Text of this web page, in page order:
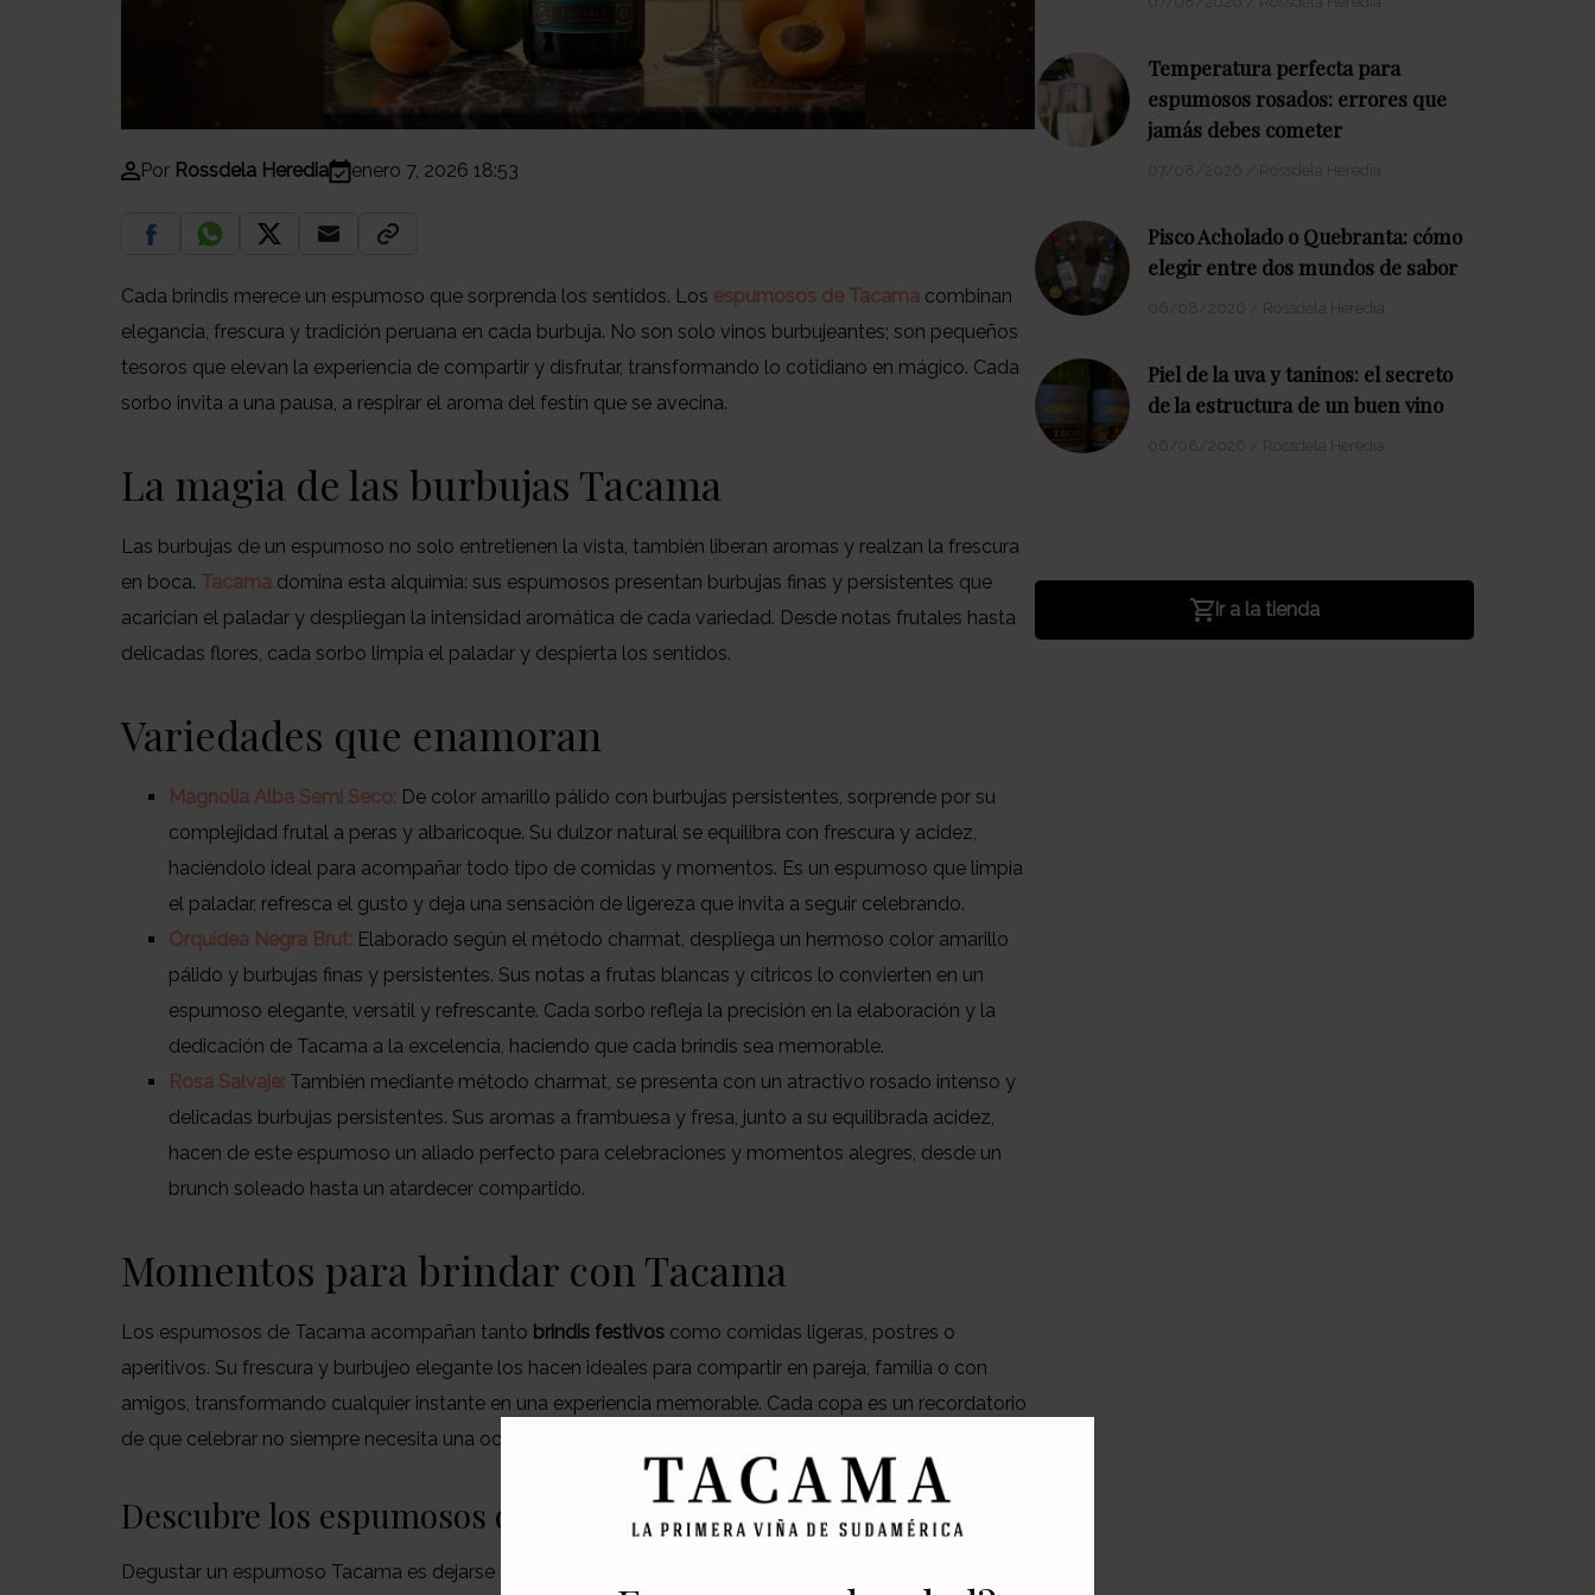
Por Rossdela Heredia enero 7, 2026 18:53
Cada brindis merece un espumoso que sorprenda los sentidos. Los espumosos de Tacama combinan
elegancia, frescura y tradición peruana en cada burbuja. No son solo vinos burbujeantes; son pequeños
tesoros que elevan la experiencia de compartir y disfrutar, transformando lo cotidiano en mágico. Cada
sorbo invita a una pausa, a respirar el aroma del festín que se avecina.
La magia de las burbujas Tacama
Las burbujas de un espumoso no solo entretienen la vista, también liberan aromas y realzan la frescura
en boca. Tacama domina esta alquimia: sus espumosos presentan burbujas finas y persistentes que
acarician el paladar y despliegan la intensidad aromática de cada variedad. Desde notas frutales hasta
delicadas flores, cada sorbo limpia el paladar y despierta los sentidos.
Variedades que enamoran
Magnolia Alba Semi Seco: De color amarillo pálido con burbujas persistentes, sorprende por su
complejidad frutal a peras y albaricoque. Su dulzor natural se equilibra con frescura y acidez,
haciéndolo ideal para acompañar todo tipo de comidas y momentos. Es un espumoso que limpia
el paladar, refresca el gusto y deja una sensación de ligereza que invita a seguir celebrando.
Orquídea Negra Brut: Elaborado según el método charmat, despliega un hermoso color amarillo
pálido y burbujas finas y persistentes. Sus notas a frutas blancas y cítricos lo convierten en un
espumoso elegante, versátil y refrescante. Cada sorbo refleja la precisión en la elaboración y la
dedicación de Tacama a la excelencia, haciendo que cada brindis sea memorable.
Rosa Salvaje: También mediante método charmat, se presenta con un atractivo rosado intenso y
delicadas burbujas persistentes. Sus aromas a frambuesa y fresa, junto a su equilibrada acidez,
hacen de este espumoso un aliado perfecto para celebraciones y momentos alegres, desde un
brunch soleado hasta un atardecer compartido.
Momentos para brindar con Tacama
Los espumosos de Tacama acompañan tanto brindis festivos como comidas ligeras, postres o
aperitivos. Su frescura y burbujeo elegante los hacen ideales para compartir en pareja, familia o con
amigos, transformando cualquier instante en una experiencia memorable. Cada copa es un recordatorio
de que celebrar no siempre necesita una ocasión especial: la vida misma merece un brindis.
Descubre los espumosos de Tacama
Degustar un espumoso Tacama es dejarse envolver por la elegancia y el sabor de Perú, y dejar que cada
Temperatura perfecta para
espumosos rosados: errores que
jamás debes cometer
Pisco Acholado o Quebranta: cómo
elegir entre dos mundos de sabor
Piel de la uva y taninos: el secreto
de la estructura de un buen vino
Ir a la tienda